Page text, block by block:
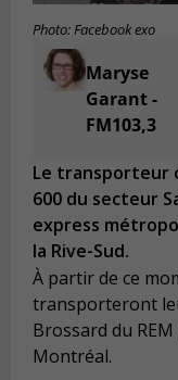
Photo: Facebook exo
Maryse
Garant -
FM103,3
Le transporteur
600 du secteur
express
la Rive-Sud.
À partir de ce
transporteront
Brossard du
Montréal.